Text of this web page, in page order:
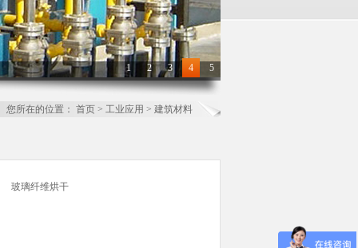
1 2 3 4 5
您所在的位置： 首页 > 工业应用 > 建筑材料
玻璃纤维烘干